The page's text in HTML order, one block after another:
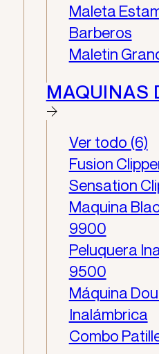
Maleta
Barberos
Maletin
MAQUINAS
Ver todo (6)
Fusion
Sensation
Maquina
9900
Peluquera
9500
Máquina
Inalámbrica
Combo